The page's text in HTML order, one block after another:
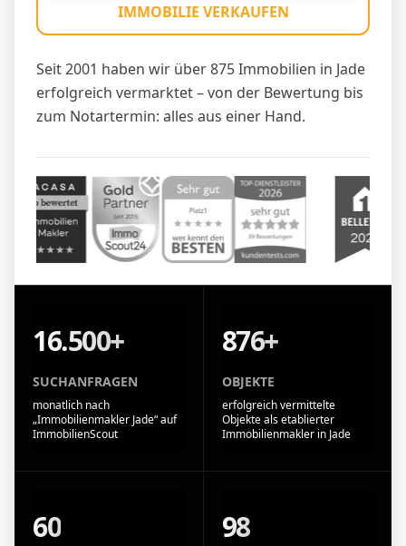
Seit 2001 haben wir über 875 Immobilien in Jade
erfolgreich vermarktet – von der Bewertung bis
zum Notartermin: alles aus einer Hand.
IMMOBILIE VERKAUFEN
16.500+
SUCHANFRAGEN
monatlich nach
„Immobilienmakler Jade“ auf
ImmobilienScout
876+
OBJEKTE
erfolgreich vermittelte
Objekte als etablierter
Immobilienmakler in Jade
60 98